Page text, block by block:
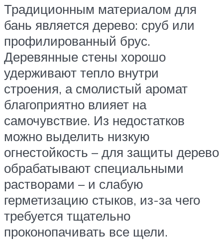
Традиционным материалом для
бань является дерево: сруб или
профилированный брус.
Деревянные стены хорошо
удерживают тепло внутри
строения, а смолистый аромат
благоприятно влияет на
самочувствие. Из недостатков
можно выделить низкую
огнестойкость – для защиты дерево
обрабатывают специальными
растворами – и слабую
герметизацию стыков, из-за чего
требуется тщательно
проконопачивать все щели.